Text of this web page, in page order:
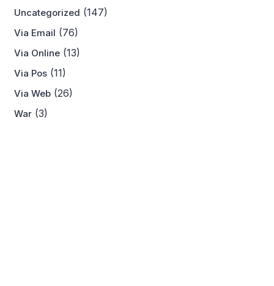
Uncategorized (147)
Via Email (76)
Via Online (13)
Via Pos (11)
Via Web (26)
War (3)